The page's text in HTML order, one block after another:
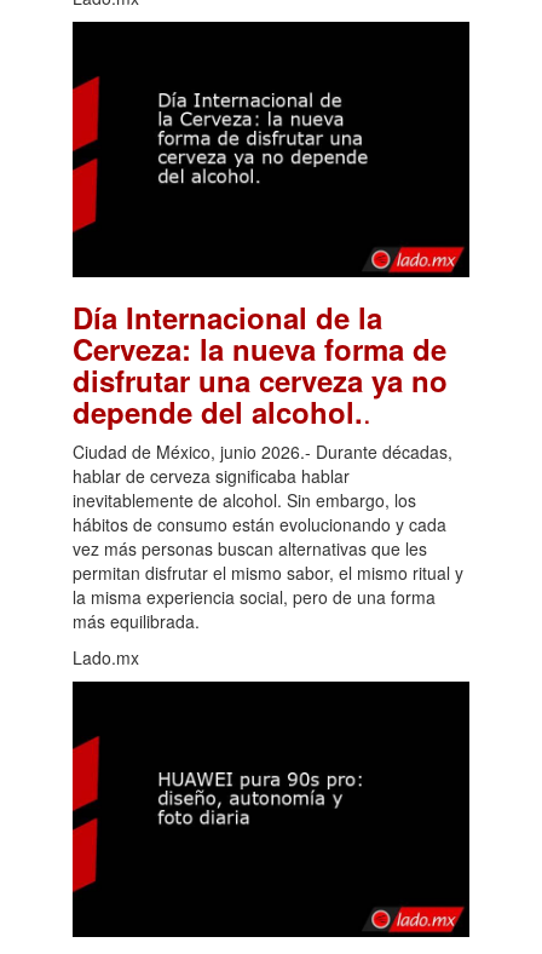
Día Internacional de la
Cerveza: la nueva forma de
disfrutar una cerveza ya no
depende del alcohol..
Ciudad de México, junio 2026.- Durante décadas,
hablar de cerveza significaba hablar
inevitablemente de alcohol. Sin embargo, los
hábitos de consumo están evolucionando y cada
vez más personas buscan alternativas que les
permitan disfrutar el mismo sabor, el mismo ritual y
la misma experiencia social, pero de una forma
más equilibrada.
Lado.mx